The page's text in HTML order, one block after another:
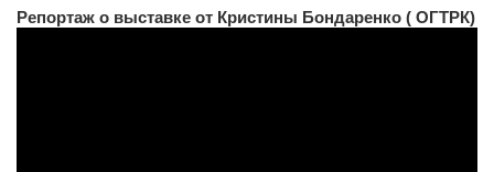
«Книголюб» — супермаркет
Репортаж о выставке от Кристины Бондаренко ( ОГТРК)